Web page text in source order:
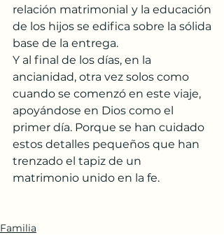
relación matrimonial y la educación
de los hijos se edifica sobre la sólida
base de la entrega.
Y al final de los días, en la
ancianidad, otra vez solos como
cuando se comenzó en este viaje,
apoyándose en Dios como el
primer día. Porque se han cuidado
estos detalles pequeños que han
trenzado el tapiz de un
matrimonio unido en la fe.
Familia